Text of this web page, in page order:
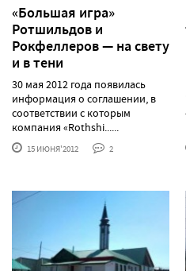
«Большая игра»
Ротшильдов и
Рокфеллеров — на свету
и в тени
30 мая 2012 года появилась
информация о соглашении, в
соответствии с которым
компания «Rothshi......
15 ИЮНЯ'2012 2